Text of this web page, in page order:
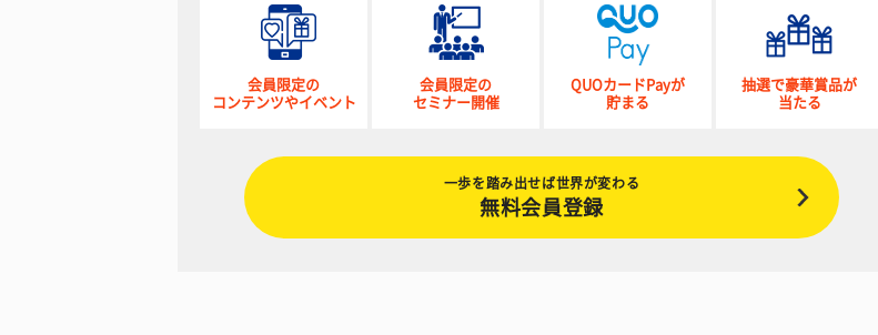
会員限定の
コンテンツやイベント
会員限定の
セミナー開催
QUOカードPayが
貯まる
抽選で豪華賞品が
当たる
一歩を踏み出せば世界が変わる
無料会員登録